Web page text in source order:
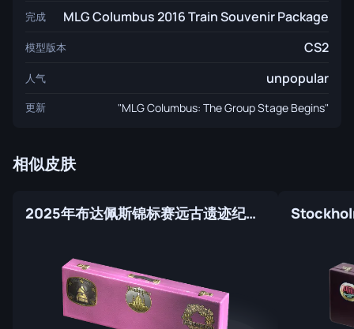
完成 MLG Columbus 2016 Train Souvenir Package
模型版本 CS2
人气 unpopular
更新 "MLG Columbus: The Group Stage Begins"
相似皮肤
2025年布达佩斯锦标赛远古遗迹纪念包